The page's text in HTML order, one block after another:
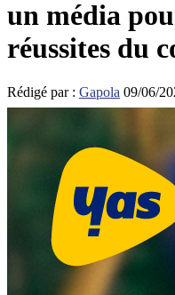
un média
réussites du
Rédigé par : Gapola 09/06/